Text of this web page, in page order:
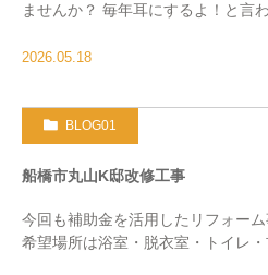
ませんか？ 毎年耳にするよ！と言
り、各メーカーは基準を満たして
2026.05.18
BLOG01
船橋市丸山K邸改修工事
今回も補助金を活用したリフォー
希望場所は浴室・脱衣室・トイレ